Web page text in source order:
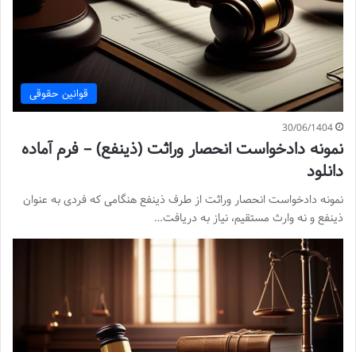
قوانین حقوقی
30/06/1404
نمونه دادخواست انحصار وراثت (ذینفع) – فرم آماده
دانلود
نمونه دادخواست انحصار وراثت از طرف ذینفع هنگامی که فردی به عنوان
ذینفع و نه وارث مستقیم، نیاز به دریافت…